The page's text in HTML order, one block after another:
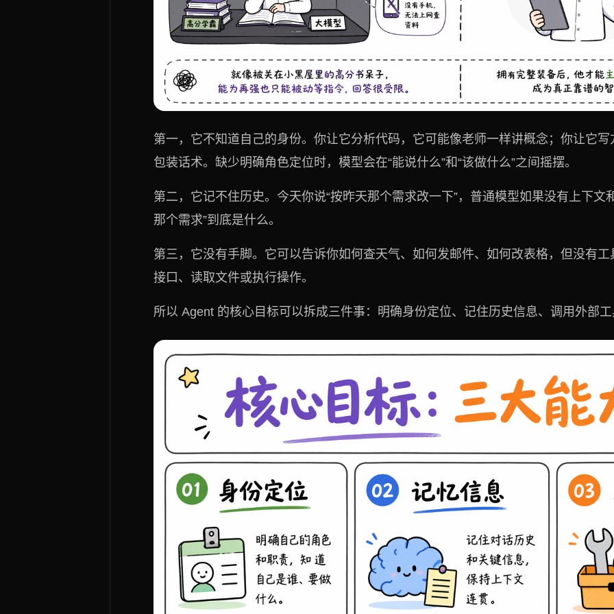
第一，它不知道自己的身份。你让它分析代码，它可能像老师一样讲概念；你让它
包装话术。缺少明确角色定位时，模型会在“能说什么”和“该做什么”之间摇摆。
第二，它记不住历史。今天你说“按昨天那个需求改一下”，普通模型如果没有上下文
那个需求”到底是什么。
第三，它没有手脚。它可以告诉你如何查天气、如何发邮件、如何改表格，但没有
接口、读取文件或执行操作。
所以 Agent 的核心目标可以拆成三件事：明确身份定位、记住历史信息、调用外部